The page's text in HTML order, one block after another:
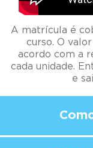
e
Qual